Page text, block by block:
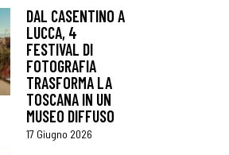
DAL CASENTINO A
LUCCA, 4
FESTIVAL DI
FOTOGRAFIA
TRASFORMA LA
TOSCANA IN UN
MUSEO DIFFUSO
17 Giugno 2026